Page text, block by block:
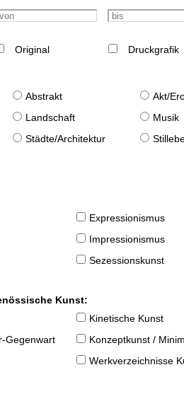
Original Druckgrafik
Abstrakt Akt/
Landschaft Musik
Städte/Architektur
Expressionismus
Impressionismus
Sezessionskunst
Kunst:
Kinetische Kunst
Gegenwart
Konzeptkunst /
Werkverzeichnisse